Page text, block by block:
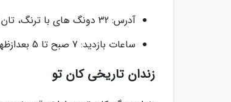
آدرس: 32 دونگ های با ترنگ، تان آن، نین کیو، کان تو
ساعات بازدید: 7 صبح تا 5 بعدازظهر
زندان تاریخی کان تو